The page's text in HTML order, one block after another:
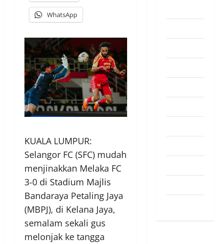
WhatsApp
KUALA LUMPUR:
Selangor FC (SFC) mudah
menjinakkan Melaka FC
3-0 di Stadium Majlis
Bandaraya Petaling Jaya
(MBPJ), di Kelana Jaya,
semalam sekali gus
melonjak ke tangga